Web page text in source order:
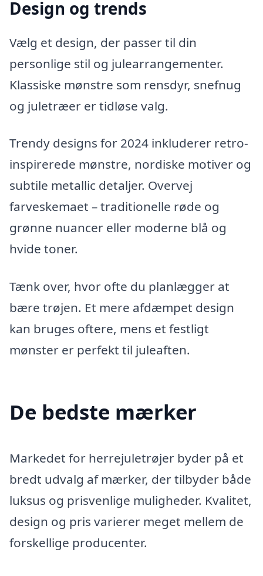
Design og trends
Vælg et design, der passer til din
personlige stil og julearrangementer.
Klassiske mønstre som rensdyr, snefnug
og juletræer er tidløse valg.
Trendy designs for 2024 inkluderer retro-
inspirerede mønstre, nordiske motiver og
subtile metallic detaljer. Overvej
farveskemaet – traditionelle røde og
grønne nuancer eller moderne blå og
hvide toner.
Tænk over, hvor ofte du planlægger at
bære trøjen. Et mere afdæmpet design
kan bruges oftere, mens et festligt
mønster er perfekt til juleaften.
De bedste mærker
Markedet for herrejuletrøjer byder på et
bredt udvalg af mærker, der tilbyder både
luksus og prisvenlige muligheder. Kvalitet,
design og pris varierer meget mellem de
forskellige producenter.